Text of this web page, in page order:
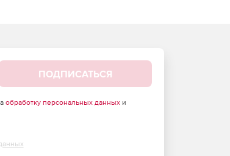
ПОДПИСАТЬСЯ
обработку персональных данныхи